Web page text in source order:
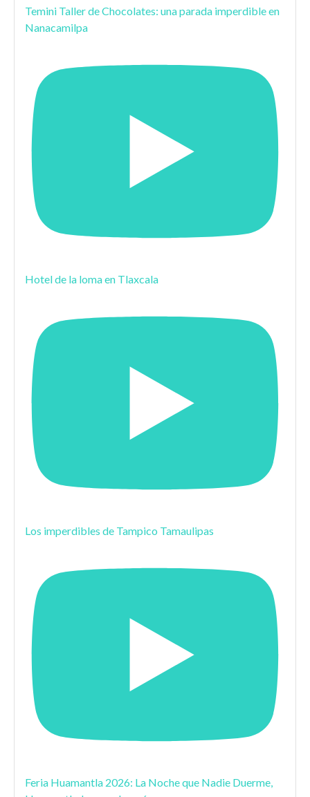
Temini Taller de Chocolates: una parada imperdible en
Nanacamilpa
Hotel de la loma en Tlaxcala
Los imperdibles de Tampico Tamaulipas
Feria Huamantla 2026: La Noche que Nadie Duerme,